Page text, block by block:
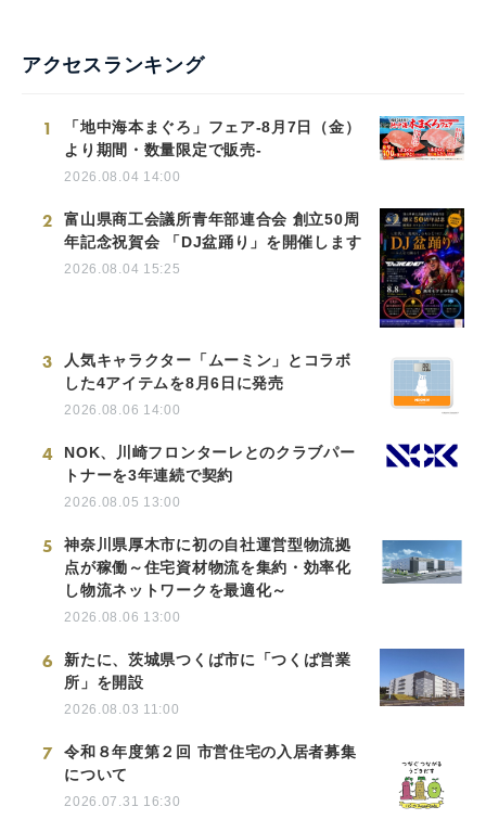
アクセスランキング
1
「地中海本まぐろ」フェア-8月7日（金）
より期間・数量限定で販売-
2026.08.04 14:00
2
富山県商工会議所青年部連合会 創立50周
年記念祝賀会 「DJ盆踊り」を開催します
2026.08.04 15:25
3
人気キャラクター「ムーミン」とコラボ
した4アイテムを8月6日に発売
2026.08.06 14:00
4
NOK、川崎フロンターレとのクラブパー
トナーを3年連続で契約
2026.08.05 13:00
5
神奈川県厚木市に初の自社運営型物流拠
点が稼働～住宅資材物流を集約・効率化
し物流ネットワークを最適化～
2026.08.06 13:00
6
新たに、茨城県つくば市に「つくば営業
所」を開設
2026.08.03 11:00
7
令和８年度第２回 市営住宅の入居者募集
について
2026.07.31 16:30